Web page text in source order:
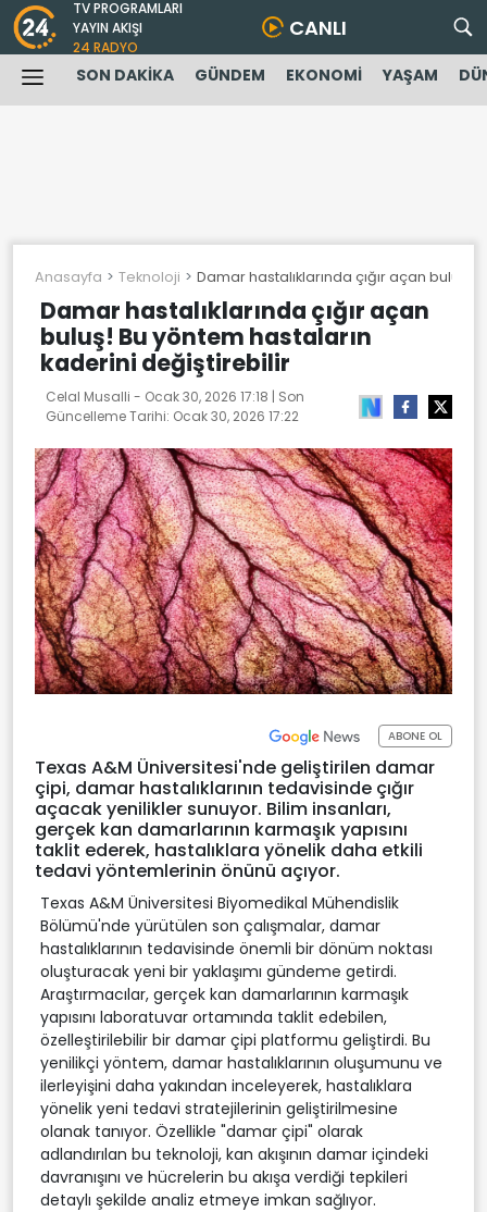
TV PROGRAMLARI
YAYIN AKIŞI
24 RADYO
CANLI
SON DAKİKA GÜNDEM EKONOMİ YAŞAM
Anasayfa Teknoloji Damar hastalıklarında çığır açan
Damar hastalıklarında çığır açan
buluş! Bu yöntem hastaların
kaderini değiştirebilir
Celal Musalli - Ocak 30, 2026 17:18 | Son
Güncelleme Tarihi: Ocak 30, 2026 17:22
ABONE OL
Texas A&M Üniversitesi'nde geliştirilen damar
çipi, damar hastalıklarının tedavisinde çığır
açacak yenilikler sunuyor. Bilim insanları,
gerçek kan damarlarının karmaşık yapısını
taklit ederek, hastalıklara yönelik daha etkili
tedavi yöntemlerinin önünü açıyor.
Texas A&M Üniversitesi Biyomedikal Mühendislik
Bölümü'nde yürütülen son çalışmalar, damar
hastalıklarının tedavisinde önemli bir dönüm noktası
oluşturacak yeni bir yaklaşımı gündeme getirdi.
Araştırmacılar, gerçek kan damarlarının karmaşık
yapısını laboratuvar ortamında taklit edebilen,
özelleştirilebilir bir damar çipi platformu geliştirdi. Bu
yenilikçi yöntem, damar hastalıklarının oluşumunu ve
ilerleyişini daha yakından inceleyerek, hastalıklara
yönelik yeni tedavi stratejilerinin geliştirilmesine
olanak tanıyor. Özellikle "damar çipi" olarak
adlandırılan bu teknoloji, kan akışının damar içindeki
davranışını ve hücrelerin bu akışa verdiği tepkileri
detaylı şekilde analiz etmeye imkan sağlıyor.